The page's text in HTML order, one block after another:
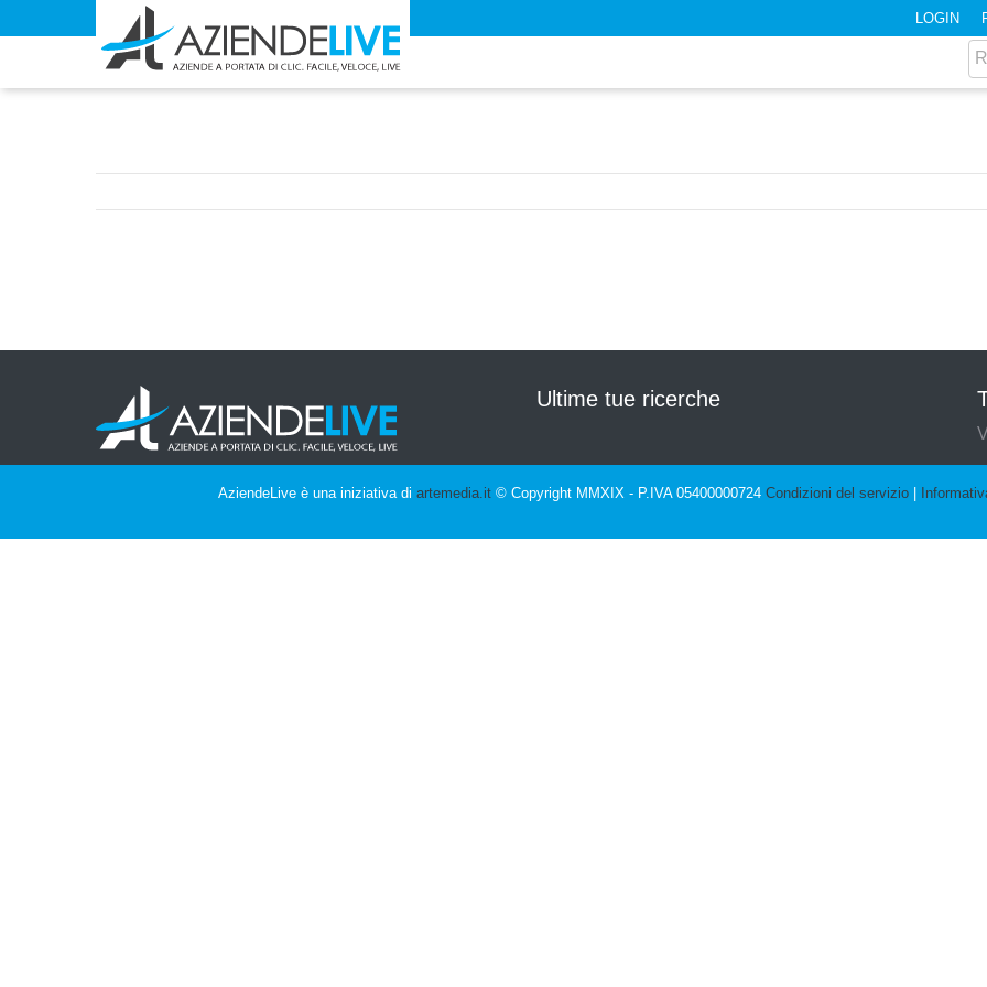
LOGIN
Ultime tue ricerche
AziendeLive è una iniziativa di artemedia.it© Copyright MMXIX - P.IVA 05400000724 Condizioni del servizio|